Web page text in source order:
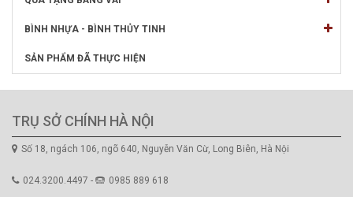
BÌNH NHỰA - BÌNH THỦY TINH
SẢN PHẨM ĐÃ THỰC HIỆN
TRỤ SỞ CHÍNH HÀ NỘI
Số 18, ngách 106, ngõ 640, Nguyễn Văn Cừ, Long Biên, Hà Nội
024.3200.4497 - 0985 889 618